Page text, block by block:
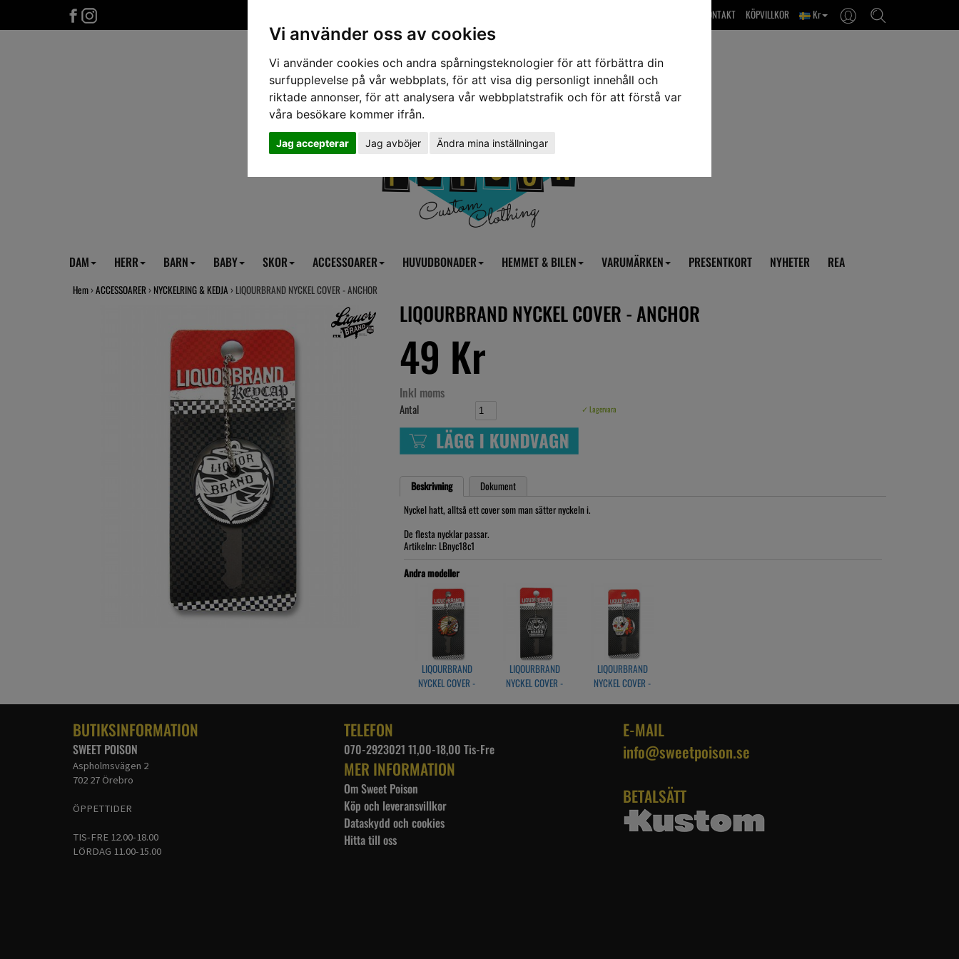
Vi använder oss av cookies
Vi använder cookies och andra spårningsteknologier för att förbättra din
surfupplevelse på vår webbplats, för att visa dig personligt innehåll och
riktade annonser, för att analysera vår webbplatstrafik och för att förstå var
våra besökare kommer ifrån.
Jag accepterar Jag avböjer Ändra mina inställningar
Kr
KÖPVILLKOR
OM OSS & KONTAKT
DAM HERR BARN BABY SKOR ACCESSOARER HUVUDBONADER HEMMET & BILEN VARUMÄRKEN PRESENTKORT NYHETER REA
Hem ›ACCESSOARER › NYCKELRING & KEDJA › LIQOURBRAND NYCKEL COVER - ANCHOR
LIQOURBRAND NYCKEL COVER - ANCHOR
49 Kr
Inkl moms
Antal ✓ Lagervara
Beskrivning
Dokument
Nyckel hatt, alltså ett cover som man sätter nyckeln i.
De flesta nycklar passar.
Artikelnr: LBnyc18c1
Andra modeller
LIQOURBRAND
NYCKEL COVER -
LIQOURBRAND
NYCKEL COVER -
LIQOURBRAND
NYCKEL COVER -
BUTIKSINFORMATION
SWEET POISON
Aspholmsvägen 2
702 27 Örebro
ÖPPETTIDER
TIS-FRE 12.00-18.00
LÖRDAG 11.00-15.00
TELEFON
070-2923021 11,00-18,00 Tis-Fre
MER INFORMATION
Om Sweet Poison
Köp och leveransvillkor
Dataskydd och cookies
Hitta till oss
E-MAIL
info@sweetpoison.se
BETALSÄTT